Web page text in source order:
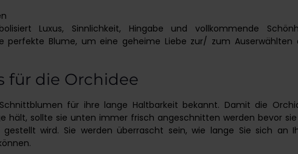
Luxus, Sinnlichkeit, Hingabe und vollkommende
perfekte Blume, um eine geheime Liebe zur/ zum Auserwählten
für die Orchidee
für ihre lange Haltbarkeit bekannt. Damit die
hält, sollte sie unten immer frisch angeschnitten werden bevor
gestellt wird. Sie werden überrascht sein, wie lange Sie sich an